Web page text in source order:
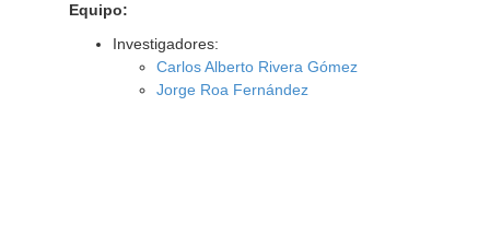
Equipo:
Investigadores:
Carlos Alberto Rivera Gómez
Jorge Roa Fernández